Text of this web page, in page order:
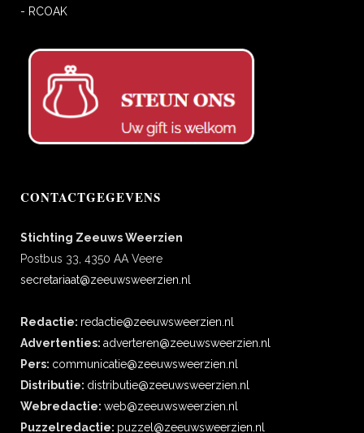
- RCOAK
CONTACTGEGEVENS
Stichting Zeeuws Weerzien
Postbus 33, 4350 AA Veere
secretariaat@zeeuwsweerzien.nl
Redactie: redactie@zeeuwsweerzien.nl
Advertenties: adverteren@zeeuwsweerzien.nl
Pers: communicatie@zeeuwsweerzien.nl
Distributie: distributie@zeeuwsweerzien.nl
Webredactie: web@zeeuwsweerzien.nl
Puzzelredactie: puzzel@zeeuwsweerzien.nl